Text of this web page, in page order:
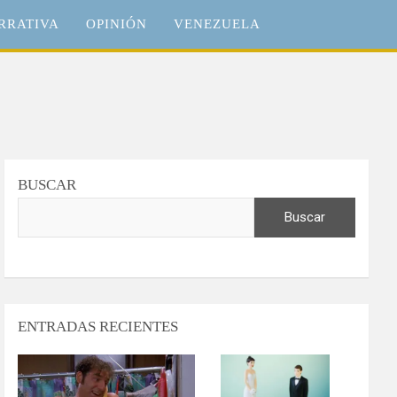
OPINIÓN VENEZUELA
BUSCAR
Buscar
ENTRADAS RECIENTES